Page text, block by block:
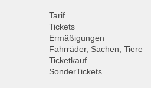
Tarif
Tickets
Ermäßigungen
Fahrräder, Sachen, Tiere
Ticketkauf
SonderTickets